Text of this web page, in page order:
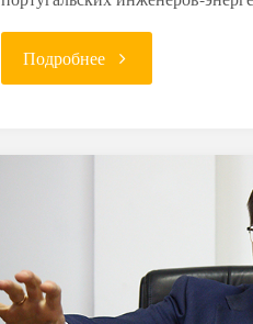
Подробнее"Между
разгорается